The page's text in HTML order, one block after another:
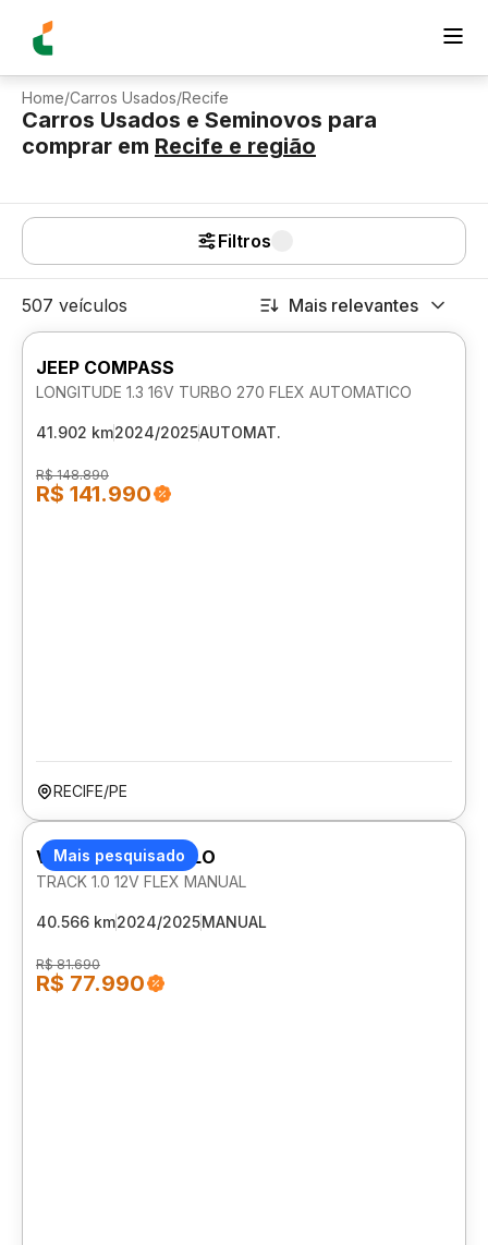
Home/Carros Usados/Recife
Carros Usados e Seminovos para
comprar em Recife e região
Filtros
507 veículos Mais relevantes
JEEP COMPASS
LONGITUDE 1.3 16V TURBO 270 FLEX AUTOMATICO
41.902 km2024/2025AUTOMAT.
R$ 148.890
R$ 141.990
RECIFE/PE
Mais pesquisado
VOLKSWAGEN POLO
TRACK 1.0 12V FLEX MANUAL
40.566 km2024/2025MANUAL
R$ 81.690
R$ 77.990